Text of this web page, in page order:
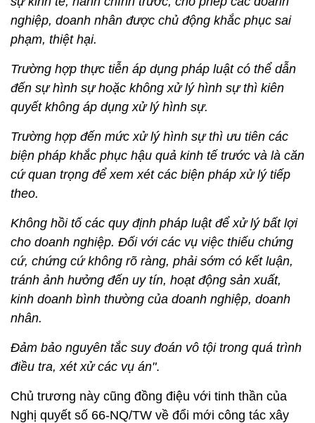
nghiệp, doanh nhân được chủ động khắc phục sai
phạm, thiệt hại.
Trường hợp thực tiễn áp dụng pháp luật có thể dẫn
đến sự hình sự hoặc không xử lý hình sự thì kiên
quyết không áp dụng xử lý hình sự.
Trường hợp đến mức xử lý hình sự thì ưu tiên các
biện pháp khắc phục hậu quả kinh tế trước và là căn
cứ quan trọng để xem xét các biện pháp xử lý tiếp
theo.
Không hồi tố các quy định pháp luật để xử lý bất lợi
cho doanh nghiệp. Đối với các vụ việc thiếu chứng
cứ, chứng cứ không rõ ràng, phải sớm có kết luận,
tránh ảnh hưởng đến uy tín, hoạt động sản xuất,
kinh doanh bình thường của doanh nghiệp, doanh
nhân.
Đảm bảo nguyên tắc suy đoán vô tội trong quá trình
điều tra, xét xử các vụ án".
Chủ trương này cũng đồng điệu với tinh thần của
Nghị quyết số 66-NQ/TW về đổi mới công tác xây